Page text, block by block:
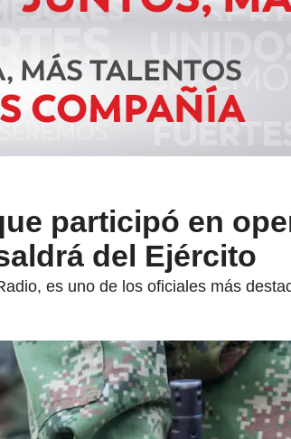
participó en
del Ejército
es uno de los oficiales más